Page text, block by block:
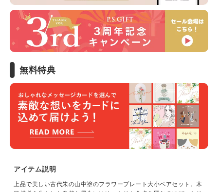
無料特典
アイテム説明
上品で美しい古代朱の山中塗のフラワープレート大小ペアセット。木